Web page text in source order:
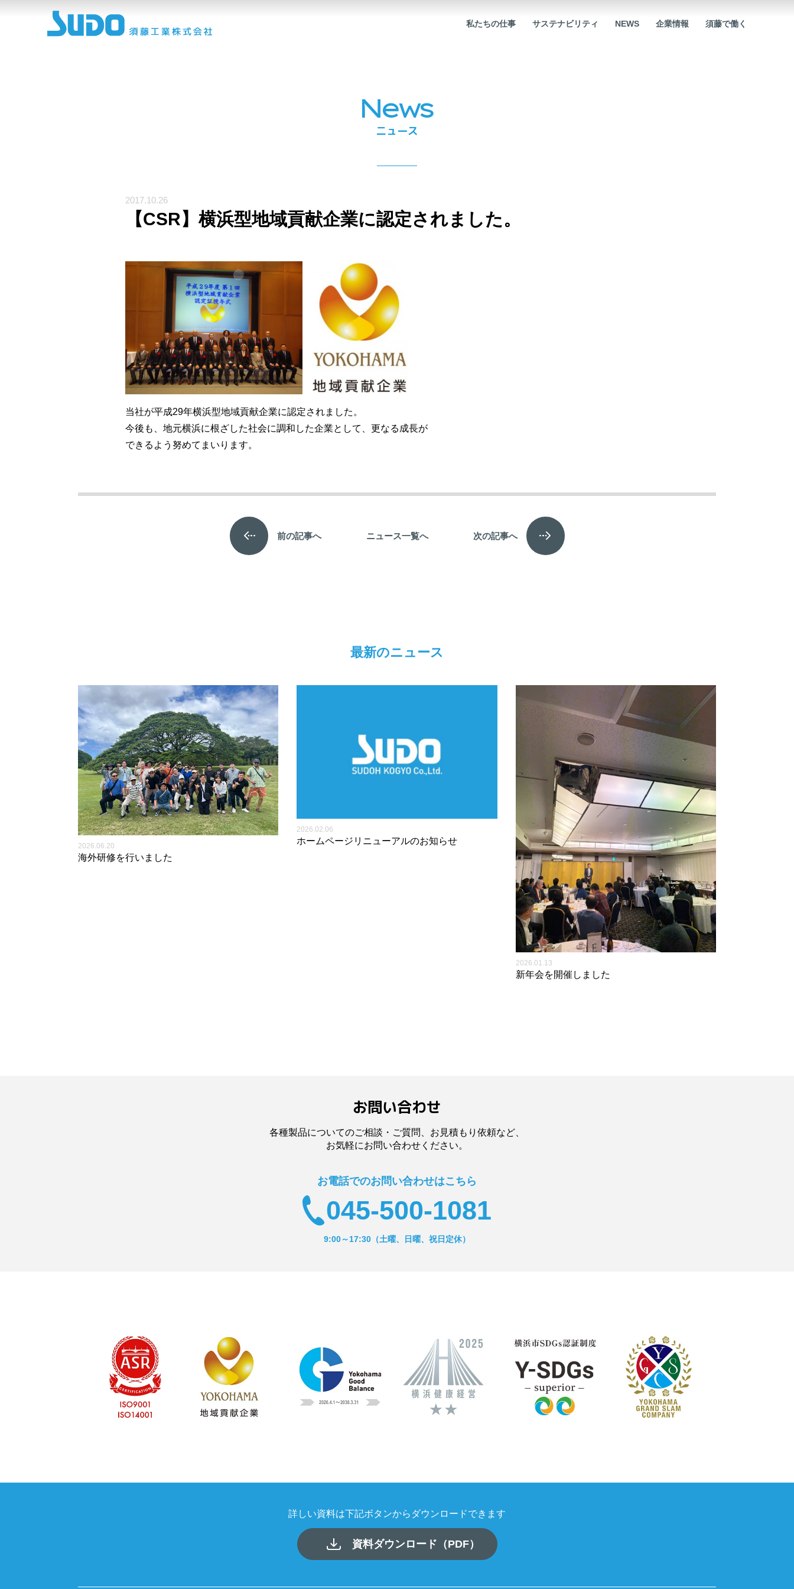
私たちの仕事 サステナビリティ NEWS 企業情報 須藤で働く
News
ニュース
2017.10.26
【CSR】横浜型地域貢献企業に認定されました。
当社が平成29年横浜型地域貢献企業に認定されました。
今後も、地元横浜に根ざした社会に調和した企業として、更なる成長が
できるよう努めてまいります。
前の記事へ 次の記事へ
ニュース一覧へ
最新のニュース
2026.06.20
海外研修を行いました
2026.02.06
ホームページリニューアルのお知らせ
2026.01.13
新年会を開催しました
お問い合わせ
各種製品についてのご相談・ご質問、 お見積もり依頼など、
お気軽にお問い合わせください。
お電話でのお問い合わせはこちら
045-500-1081
9:00～17:30（土曜、日曜、祝日定休）
詳しい資料は下記ボタンから ダウンロードできます
資料ダウンロード（PDF）